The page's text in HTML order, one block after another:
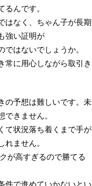
るんです。
はなく、ちゃん子が長期
強い証明が
ではないでしょうか。
常に用心しながら取引き
の予想は難しいです。未
できません。
て状況落ち着くまで手が
れません。
が高すぎるので勝てる
件で進めていかないとい